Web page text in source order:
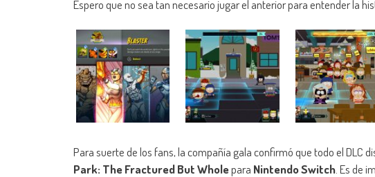
Espero que no sea tan necesario jugar el anterior para entender la
Para suerte de los fans, la compañía gala confirmó que todo el DLC
Park: The Fractured But Wholepara Nintendo Switch . Es de